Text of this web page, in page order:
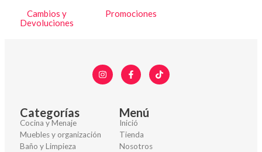
Cambios y
Devoluciones
Promociones
Categorías
Cocina y Menaje
Muebles y organización
Baño y Limpieza
Menú
Inició
Tienda
Nosotros